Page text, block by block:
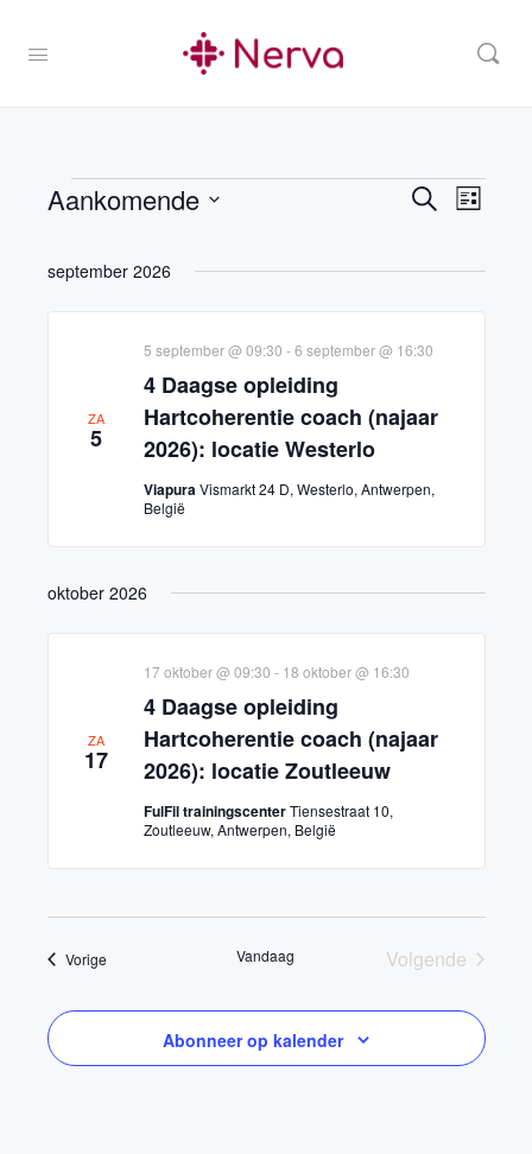
en
Zoeken
Lijst
Aankomende
een
september 2026
ZA
5
4 Daagse opleiding
Hartcoherentie coach (najaar
2026): locatie Westerlo
5 september @ 09:30 -6 september @ 16:30
ViapuraVismarkt 24 D, Westerlo, Antwerpen,
België
oktober 2026
ZA
17
4 Daagse opleiding
Hartcoherentie coach (najaar
2026): locatie Zoutleeuw
17 oktober @ 09:30 - 18 oktober @ 16:30
FulFil trainingscenterTiensestraat 10,
Zoutleeuw, Antwerpen, België
VorigeOpleidingen Vandaag
Volgende
Abonneer op kalender